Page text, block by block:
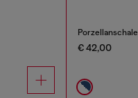
Porzellanschale
€ 42,00